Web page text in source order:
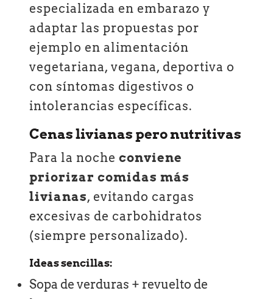
especializada en embarazo y
adaptar las propuestas por
ejemplo en alimentación
vegetariana, vegana, deportiva o
con síntomas digestivos o
intolerancias específicas.
Cenas livianas pero nutritivas
Para la nocheconviene
priorizar comidas más
livianas, evitando cargas
excesivas de carbohidratos
(siempre personalizado).
Ideas sencillas:
Sopa de verduras + revuelto de